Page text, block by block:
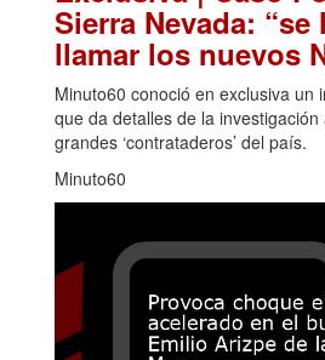
Sierra Nevada: “se
llamar los nuevos
Minuto60 conoció en exclusiva un
que da detalles de la
grandes ‘contrataderos’ del país.
Minuto60